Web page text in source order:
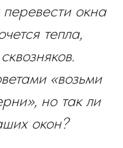
окна
тепла,
«возьми
но так ли
окон?